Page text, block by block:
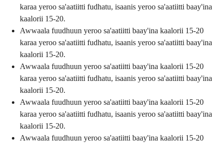
karaa yeroo sa'aatiitti fudhatu, isaanis yeroo sa'aatiitti baay'ina
kaalorii 15-20.
Awwaala fuudhuun yeroo sa'aatiitti baay'ina kaalorii 15-20
karaa yeroo sa'aatiitti fudhatu, isaanis yeroo sa'aatiitti baay'ina
kaalorii 15-20.
Awwaala fuudhuun yeroo sa'aatiitti baay'ina kaalorii 15-20
karaa yeroo sa'aatiitti fudhatu, isaanis yeroo sa'aatiitti baay'ina
kaalorii 15-20.
Awwaala fuudhuun yeroo sa'aatiitti baay'ina kaalorii 15-20
karaa yeroo sa'aatiitti fudhatu, isaanis yeroo sa'aatiitti baay'ina
kaalorii 15-20.
Awwaala fuudhuun yeroo sa'aatiitti baay'ina kaalorii 15-20